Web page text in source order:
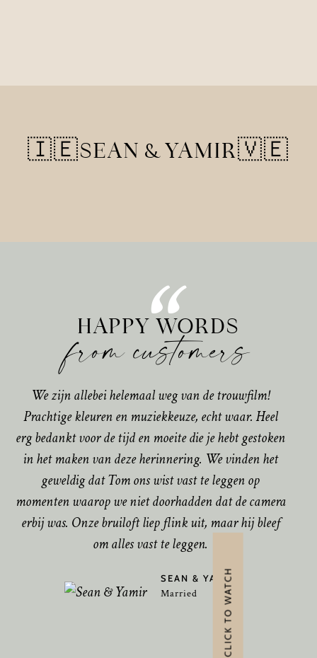
🇮🇪SEAN & YAMIR🇻🇪
“
HAPPY WORDS
from customers
We zijn allebei helemaal weg van de trouwfilm!
Prachtige kleuren en muziekkeuze, echt waar. Heel
erg bedankt voor de tijd en moeite die je hebt gestoken
in het maken van deze herinnering. We vinden het
geweldig dat Tom ons wist vast te leggen op
momenten waarop we niet doorhadden dat de camera
erbij was. Onze bruiloft liep flink uit, maar hij bleef
om alles vast te leggen.
SEAN & YAMIR
Married CLICK TO WATCH